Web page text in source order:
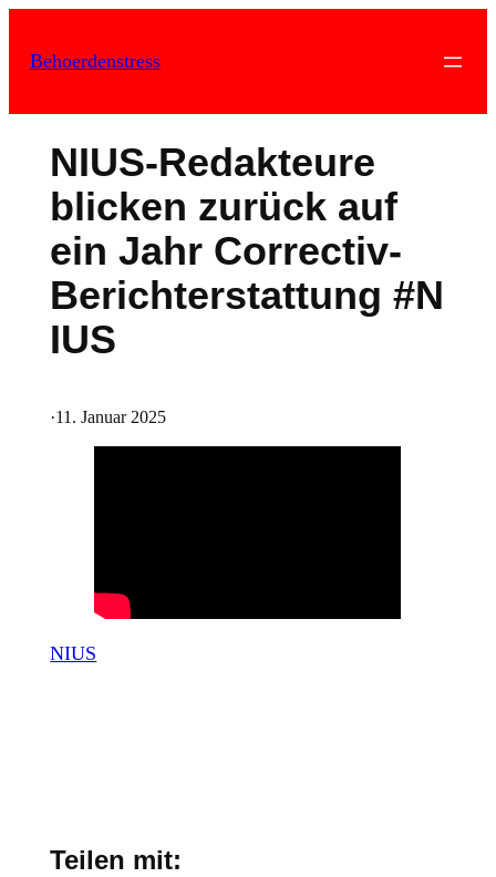
Inhalt
Behoerdenstress
NIUS-Redakteure
blicken zurück auf
ein Jahr Correctiv-
Berichterstattung #N
IUS
·11. Januar 2025
NIUS
Teilen mit: